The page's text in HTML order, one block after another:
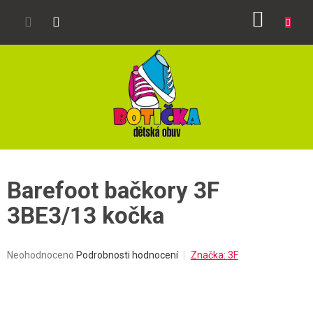
Barefoot bačkory 3F
3BE3/13 kočka
Průměrné
Neohodnoceno Podrobnosti hodnocení Značka: 3F